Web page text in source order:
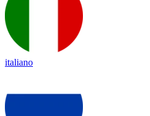
italiano